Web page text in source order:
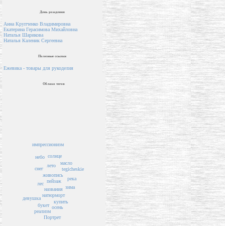
День рождения
Анна Крупченко Владимировна
Екатерина Герасимова Михайловна
Наталья Шарикова
Наталья Каленик Сергеевна
Полезные ссылки
Ежевика - товары для рукоделия
Облако тегов
пейзаж
названия
живопись
лето
натюрморт
купить
солнце
лес
зима
осень
букет
масло
река
снег tegicheskie
реализм
небо
импрессионизм
Портрет
девушка